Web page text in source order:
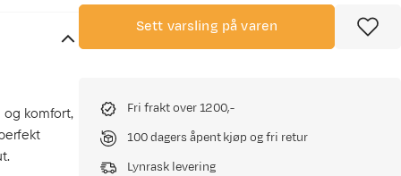
komfort,
Sett varsling på varen
Fri frakt over 1200,-
100 dagers åpent kjøp og fri retur
Lynrask levering